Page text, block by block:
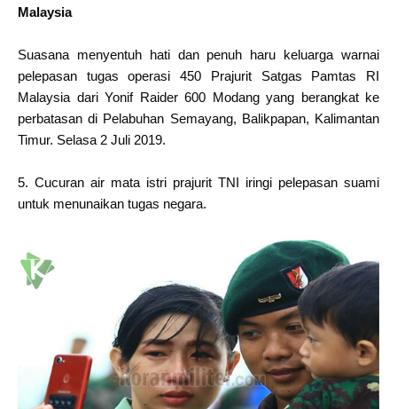
Malaysia
Suasana menyentuh hati dan penuh haru keluarga warnai
pelepasan tugas operasi 450 Prajurit Satgas Pamtas RI
Malaysia dari Yonif Raider 600 Modang yang berangkat ke
perbatasan di Pelabuhan Semayang, Balikpapan, Kalimantan
Timur. Selasa 2 Juli 2019.
5. Cucuran air mata istri prajurit TNI iringi pelepasan suami
untuk menunaikan tugas negara.